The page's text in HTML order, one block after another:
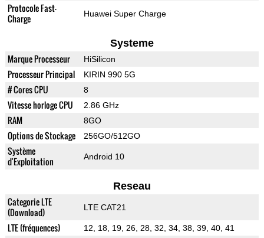
Protocole Fast-
Charge
Huawei Super Charge
Systeme
Marque Processeur HiSilicon
Processeur Principal KIRIN 990 5G
# Cores CPU 8
Vitesse horloge CPU 2.86 GHz
RAM 8GO
Options de Stockage 256GO/512GO
Système
d'Exploitation
Android 10
Reseau
Categorie LTE
(Download)
LTE CAT21
LTE (fréquences) 12, 18, 19, 26, 28, 32, 34, 38, 39, 40, 41